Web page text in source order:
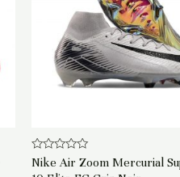
Note
0
Nike Air Zoom Mercurial